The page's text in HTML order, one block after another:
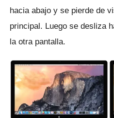
hacia abajo y se pierde de
principal. Luego se desliza
la otra pantalla.